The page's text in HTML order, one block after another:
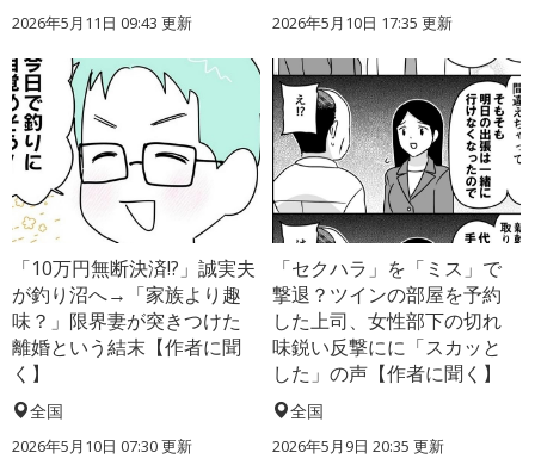
2026年5月11日 09:43 更新 2026年5月10日 17:35 更新
「10万円無断決済!?」誠実夫
が釣り沼へ→「家族より趣
味？」限界妻が突きつけた
離婚という結末【作者に聞
く】
全国
2026年5月10日 07:30 更新
「セクハラ」を「ミス」で
撃退？ツインの部屋を予約
した上司、女性部下の切れ
味鋭い反撃にに「スカッと
した」の声【作者に聞く】
全国
2026年5月9日 20:35 更新